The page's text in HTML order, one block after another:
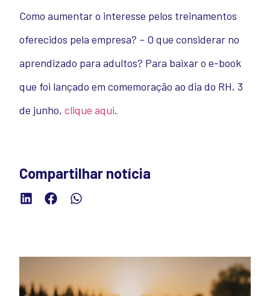
Como aumentar o interesse pelos treinamentos
oferecidos pela empresa? – O que considerar no
aprendizado para adultos? Para baixar o e-book
que foi lançado em comemoração ao dia do RH, 3
de junho, clique aqui.
Compartilhar notícia